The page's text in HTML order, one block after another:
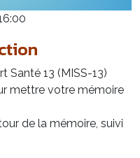
Santé 13 (MISS-13)
mettre votre mémoire
de la mémoire, suivi